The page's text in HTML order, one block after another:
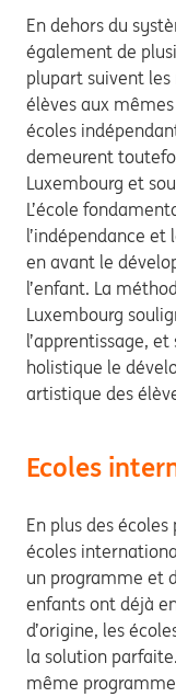
En dehors du
également de
plupart suivent
élèves aux
écoles
demeurent
Luxembourg et
L’école
l’indépendance
en avant le
l’enfant. La
Luxembourg
l’apprentissage,
holistique le
artistique des
Ecoles
En plus des
écoles
un programme et
enfants ont déjà
d’origine, les
la solution
même